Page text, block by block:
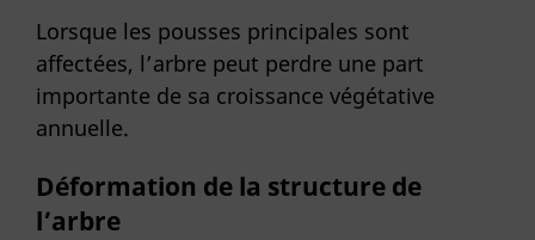
Lorsque les pousses principales sont
affectées, l’arbre peut perdre une part
importante de sa croissance végétative
annuelle.
Déformation de la structure de
l’arbre